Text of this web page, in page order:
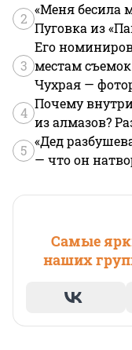
2
«Меня бесила
Пуговка из
3
Его
местам
Чухрая —
4
Почему
из алмазов?
5
«Дед
— что он
Самые
наших